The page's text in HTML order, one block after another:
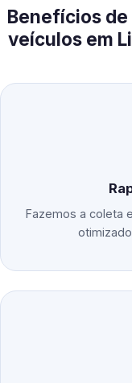
Benefícios
veículos em
Fazemos a coleta